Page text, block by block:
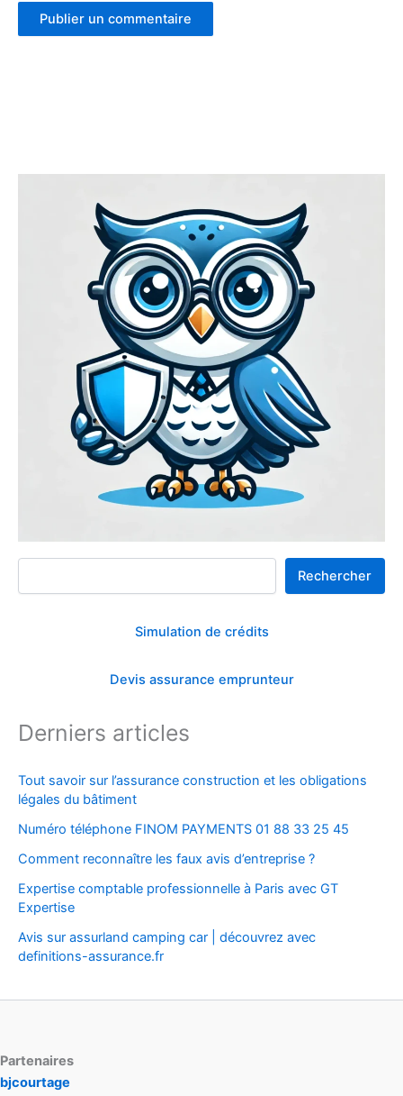
Rechercher
Rechercher
Simulation de crédits
Devis assurance emprunteur
Derniers articles
Tout savoir sur l’assurance construction et les obligations
légales du bâtiment
Numéro téléphone FINOM PAYMENTS 01 88 33 25 45
Comment reconnaître les faux avis d’entreprise ?
Expertise comptable professionnelle à Paris avec GT
Expertise
Avis sur assurland camping car | découvrez avec
definitions-assurance.fr
Partenaires
bjcourtage